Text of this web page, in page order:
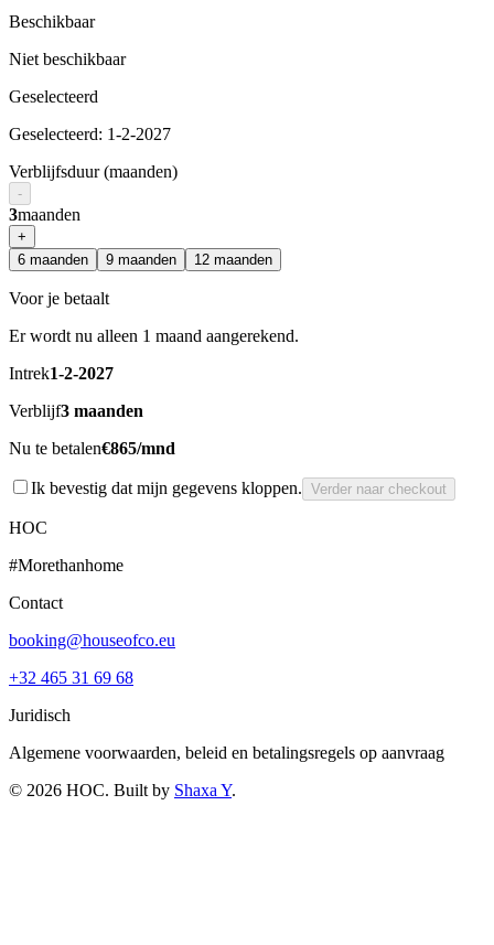
Beschikbaar
Niet beschikbaar
Geselecteerd
Geselecteerd: 1-2-2027
Verblijfsduur (maanden)
-
3maanden
+
6 maanden 9 maanden 12 maanden
Voor je betaalt
Er wordt nu alleen 1 maand aangerekend.
Intrek1-2-2027
Verblijf3 maanden
Nu te betalen€865/mnd
Ik bevestig dat mijn gegevens kloppen. Verder naar checkout
HOC
#Morethanhome
Contact
booking@houseofco.eu
+32 465 31 69 68
Juridisch
Algemene voorwaarden, beleid en betalingsregels op aanvraag
© 2026 HOC. Built by Shaxa Y.